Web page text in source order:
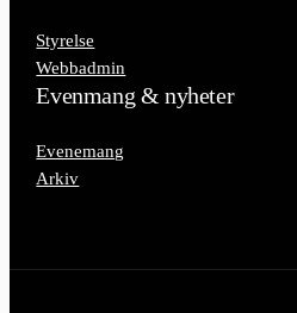
Styrelse
Webbadmin
Evenmang & nyheter
Evenemang
Arkiv